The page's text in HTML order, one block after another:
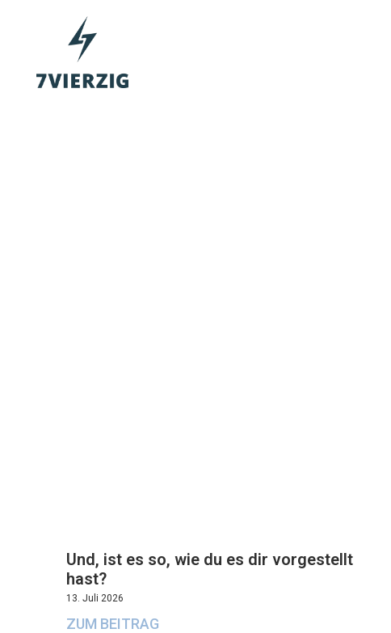
Und, ist es so, wie du es dir vorgestellt
hast?
13. Juli 2026
ZUM BEITRAG